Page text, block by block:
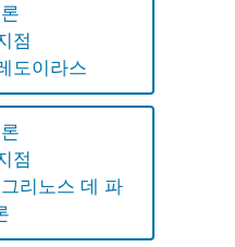
점
도이라스
점
리노스 데 파